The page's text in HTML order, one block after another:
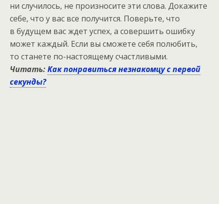
ни случилось, не произносите эти слова. Докажите
себе, что у вас все получится. Поверьте, что
в будущем вас ждет успех, а совершить ошибку
может каждый. Если вы сможете себя полюбить,
то станете по-настоящему счастливыми.
Читать:Как понравиться незнакомцу с первой
секунды?